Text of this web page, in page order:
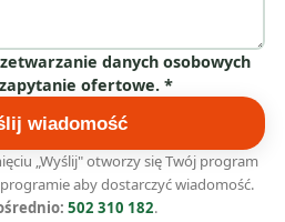
danych osobowych
ofertowe. *
wiadomość
„Wyślij" otworzy się Twój program
aby dostarczyć wiadomość.
502 310 182.